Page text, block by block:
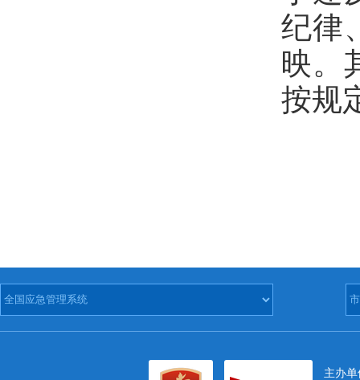
纪律
映。
按规
主办